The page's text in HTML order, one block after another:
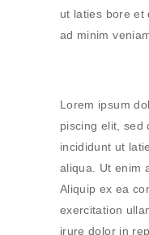
ut laties bore et
ad minim
Lorem ipsum
piscing elit, sed
incididunt ut
aliqua. Ut enim
Aliquip ex ea
exercitation
irure dolor in